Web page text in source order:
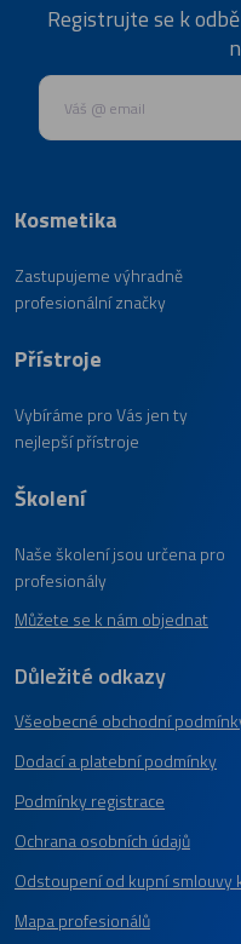
Registrujte se k
Kosmetika
Zastupujeme výhradně
profesionální značky
Přístroje
Vybíráme pro Vás jen ty
nejlepší přístroje
Školení
Naše školení jsou určena pro
profesionály
Můžete se k nám objednat
Důležité odkazy
Všeobecné obchodní
Dodací a platební podmínky
Podmínky registrace
Ochrana osobních údajů
Odstoupení od kupní smlouvy
Mapa profesionálů